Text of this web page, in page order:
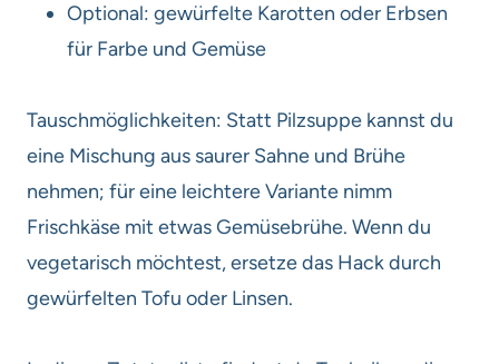
Optional: gewürfelte Karotten oder Erbsen
für Farbe und Gemüse
Tauschmöglichkeiten: Statt Pilzsuppe kannst du
eine Mischung aus saurer Sahne und Brühe
nehmen; für eine leichtere Variante nimm
Frischkäse mit etwas Gemüsebrühe. Wenn du
vegetarisch möchtest, ersetze das Hack durch
gewürfelten Tofu oder Linsen.